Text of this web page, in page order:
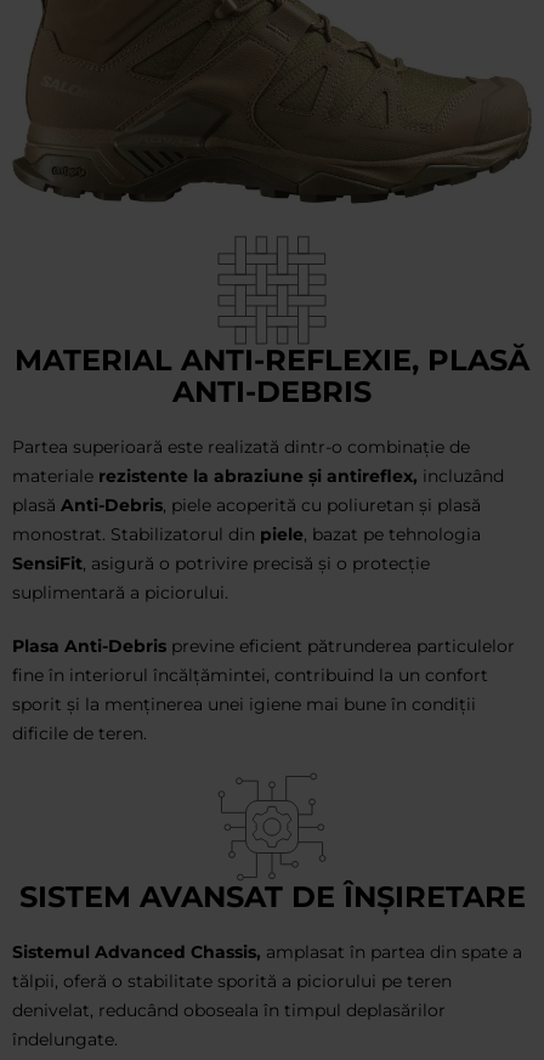
MATERIAL ANTI-REFLEXIE, PLASĂ
ANTI-DEBRIS
Partea superioară este realizată dintr-o combinație de
materiale rezistente la abraziune și antireflex, incluzând
plasă Anti-Debris, piele acoperită cu poliuretan și plasă
monostrat. Stabilizatorul din piele, bazat pe tehnologia
SensiFit, asigură o potrivire precisă și o protecție
suplimentară a piciorului.
Plasa Anti-Debris previne eficient pătrunderea particulelor
fine în interiorul încălțămintei, contribuind la un confort
sporit și la menținerea unei igiene mai bune în condiții
dificile de teren.
SISTEM AVANSAT DE ÎNȘIRETARE
Sistemul Advanced Chassis, amplasat în partea din spate a
tălpii, oferă o stabilitate sporită a piciorului pe teren
denivelat, reducând oboseala în timpul deplasărilor
îndelungate.